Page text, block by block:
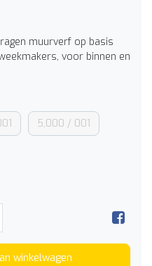
muurverf op basis
voor binnen en
5,000 / 001
winkelwagen